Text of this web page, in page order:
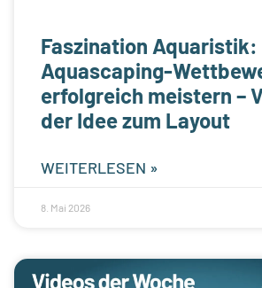
Faszination Aquaristik:
Aquascaping-
erfolgreich meistern –
der Idee zum Layout
WEITERLESEN »
8. Mai 2026